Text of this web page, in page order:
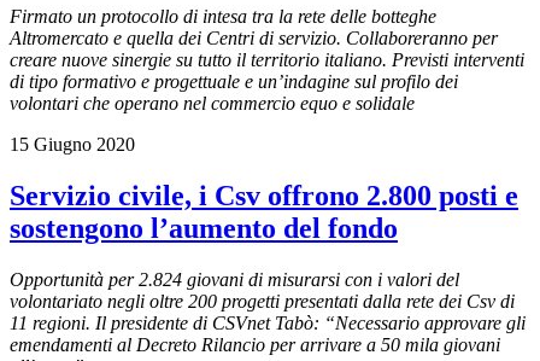
Firmato un protocollo di intesa tra la rete delle botteghe
Altromercato e quella dei Centri di servizio. Collaboreranno per
creare nuove sinergie su tutto il territorio italiano. Previsti interventi
di tipo formativo e progettuale e un’indagine sul profilo dei
volontari che operano nel commercio equo e solidale
15 Giugno 2020
Servizio civile, i Csv offrono 2.800 posti e
sostengono l’aumento del fondo
Opportunità per 2.824 giovani di misurarsi con i valori del
volontariato negli oltre 200 progetti presentati dalla rete dei Csv di
11 regioni. Il presidente di CSVnet Tabò: “Necessario approvare gli
emendamenti al Decreto Rilancio per arrivare a 50 mila giovani